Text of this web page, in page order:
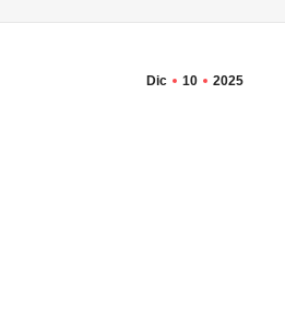
Dic 10 2025